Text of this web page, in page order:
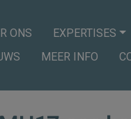
ONS EXPERTISES
MEER INFO